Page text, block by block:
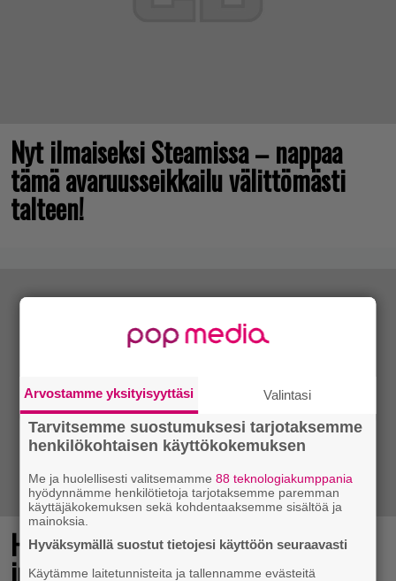
Nyt ilmaiseksi Steamissa – nappaa
tämä avaruusseikkailu välittömästi
talteen!
Huomiota herättävä torni ja voimakas
imuteho – arvostelussa Dreame L50s
Arvostamme yksityisyyttäsi Valintasi
Tarvitsemme suostumuksesi tarjotaksemme
henkilökohtaisen käyttökokemuksen
Me ja huolellisesti valitsemamme88 teknologiakumppania
hyödynnämme henkilötietoja tarjotaksemme paremman
käyttäjäkokemuksen sekä kohdentaaksemme sisältöä ja
mainoksia.
Hyväksymällä suostut tietojesi käyttöön seuraavasti
Käytämme laitetunnisteita ja tallennamme evästeitä